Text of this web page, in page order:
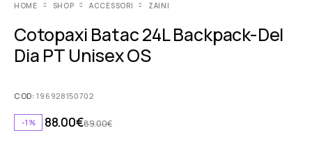
HOME SHOP ACCESSORI ZAINI
Cotopaxi Batac 24L Backpack-Del
Dia PT Unisex OS
COD:196928150702
-1% 89.00€
88.00€